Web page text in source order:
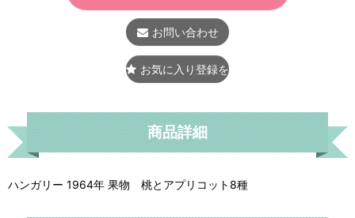
お問い合わせ
お気に入り登録をする
商品詳細
ハンガリー 1964年 果物 桃とアプリコット8種